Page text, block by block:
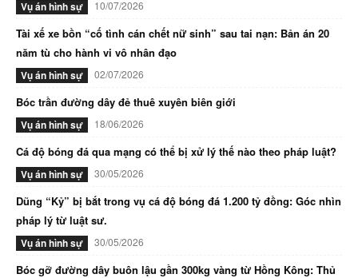
Vụ án hình sự 10/07/2026
Tài xế xe bồn “cố tình cán chết nữ sinh” sau tai nạn: Bản án 20
năm tù cho hành vi vô nhân đạo
Vụ án hình sự 02/07/2026
Bóc trần đường dây đẻ thuê xuyên biên giới
Vụ án hình sự 18/06/2026
Cá độ bóng đá qua mạng có thể bị xử lý thế nào theo pháp luật?
Vụ án hình sự 30/05/2026
Dũng “Kỷ” bị bắt trong vụ cá độ bóng đá 1.200 tỷ đồng: Góc nhìn
pháp lý từ luật sư.
Vụ án hình sự 30/05/2026
Bóc gỡ đường dây buôn lậu gần 300kg vàng từ Hồng Kông: Thủ